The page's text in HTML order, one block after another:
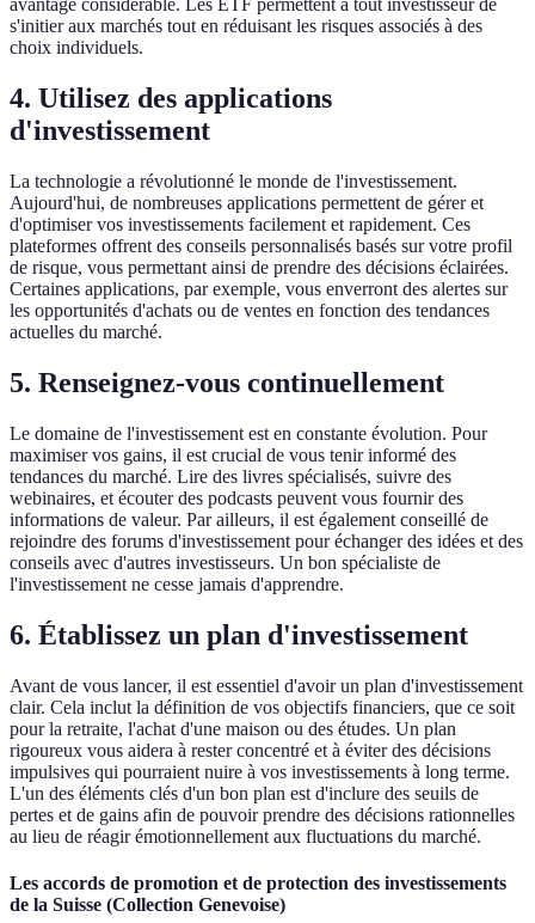
avantage considérable. Les ETF permettent à tout investisseur de
s'initier aux marchés tout en réduisant les risques associés à des
choix individuels.
4. Utilisez des applications
d'investissement
La technologie a révolutionné le monde de l'investissement.
Aujourd'hui, de nombreuses applications permettent de gérer et
d'optimiser vos investissements facilement et rapidement. Ces
plateformes offrent des conseils personnalisés basés sur votre profil
de risque, vous permettant ainsi de prendre des décisions éclairées.
Certaines applications, par exemple, vous enverront des alertes sur
les opportunités d'achats ou de ventes en fonction des tendances
actuelles du marché.
5. Renseignez-vous continuellement
Le domaine de l'investissement est en constante évolution. Pour
maximiser vos gains, il est crucial de vous tenir informé des
tendances du marché. Lire des livres spécialisés, suivre des
webinaires, et écouter des podcasts peuvent vous fournir des
informations de valeur. Par ailleurs, il est également conseillé de
rejoindre des forums d'investissement pour échanger des idées et des
conseils avec d'autres investisseurs. Un bon spécialiste de
l'investissement ne cesse jamais d'apprendre.
6. Établissez un plan d'investissement
Avant de vous lancer, il est essentiel d'avoir un plan d'investissement
clair. Cela inclut la définition de vos objectifs financiers, que ce soit
pour la retraite, l'achat d'une maison ou des études. Un plan
rigoureux vous aidera à rester concentré et à éviter des décisions
impulsives qui pourraient nuire à vos investissements à long terme.
L'un des éléments clés d'un bon plan est d'inclure des seuils de
pertes et de gains afin de pouvoir prendre des décisions rationnelles
au lieu de réagir émotionnellement aux fluctuations du marché.
Les accords de promotion et de protection des investissements
de la Suisse (Collection Genevoise)